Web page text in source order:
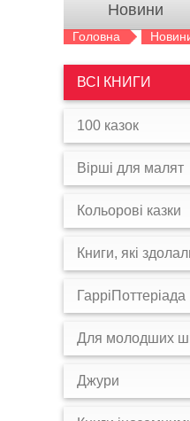
Новини
Головна
ВСІ КНИГИ
100 казок
Вірші для малят
Кольорові казки
Книги, які
ГарріПоттеріада
Для молодших
Джури